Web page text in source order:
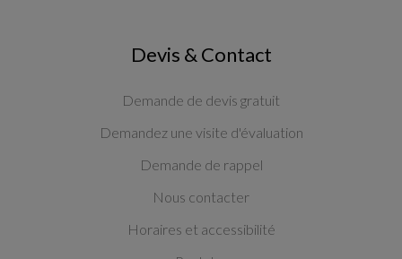
Devis & Contact
Demande de devis gratuit
Demandez une visite d'évaluation
Demande de rappel
Nous contacter
Horaires et accessibilité